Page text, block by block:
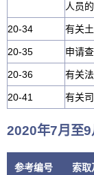
人员
20-34 有关
20-35 申请
20-36 有关
20-41 有关
2020年7月至9
参考编号 索取